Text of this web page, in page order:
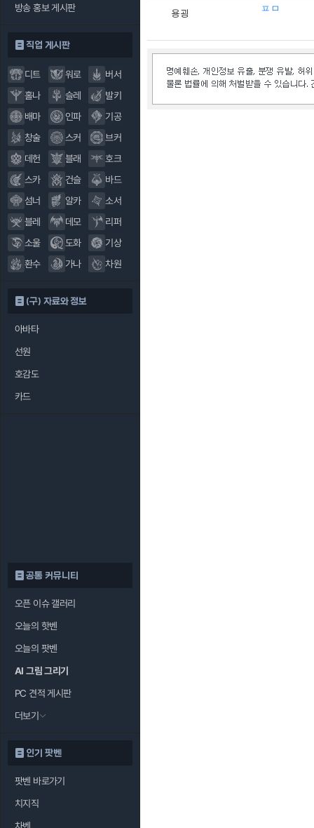
방송 홍보 게시판
직업 게시판
디트 워로
버서
홀나
슬레
발키
배마
인파
기공
창술
스커
브커
데헌
블래
호크
스카
건슬
바드
섬너
알카
소서
블레
데모
리퍼
소울
도화
기상
환수
가나 차원
(구) 자료와 정보
아바타
선원
호감도
카드
공통 커뮤니티
오픈 이슈 갤러리
오늘의 핫벤
오늘의 팟벤
AI 그림 그리기
PC 견적 게시판
더보기
인기 팟벤
팟벤 바로가기
치지직
용굉 ㅍㅁ